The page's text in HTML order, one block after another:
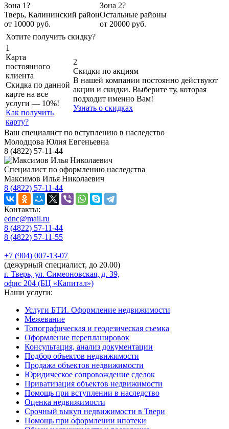
Зона 1?
Тверь, Калининский район
Зона 2?
Остальные районы
от 10000 руб.
от 20000 руб.
Хотите получить скидку?
1
Карта
постоянного
клиента
Cкидка по данной
карте на все
услуги — 10%!
Как получить
карту?
2
Скидки по акциям
В нашей компании постоянно действуют
акции и скидки. Выберите ту, которая
подходит именно Вам!
Узнать о скидках
Ваш специалист по вступлению в наследство
Молодцова Юлия Евгеньевна
8 (4822) 57-11-44
Специалист по оформлению наследства
Максимов Илья Николаевич
8 (4822) 57-11-44
Контакты:
ednc@mail.ru
8 (4822) 57-11-44
8 (4822) 57-11-55
+7 (904) 007-13-07
(дежурный специалист, до 20.00)
г. Тверь, ул. Симеоновская, д. 39,
офис 204 (БЦ «Капитал»)
Наши услуги:
Услуги БТИ. Оформление недвижимости
Межевание
Топографическая и геодезическая съемка
Оформление перепланировок
Консультация, анализ документации
Подбор объектов недвижимости
Продажа объектов недвижимости
Юридическое сопровождение сделок
Приватизация объектов недвижимости
Помощь при вступлении в наследство
Оценка недвижимости
Срочный выкуп недвижимости в Твери
Помощь при оформлении ипотеки